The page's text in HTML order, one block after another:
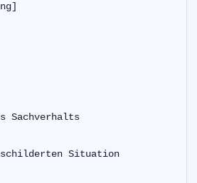
Sachverhalts
Situation